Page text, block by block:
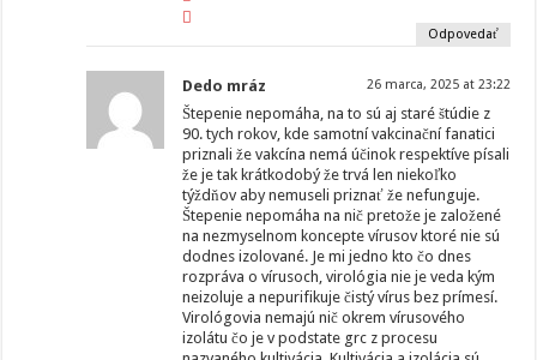
Odpovedať
Dedo mráz 26 marca, 2025 at 23:22
Štepenie nepomáha, na to sú aj staré štúdie z
90. tych rokov, kde samotní vakcinační fanatici
priznali že vakcína nemá účinok respektíve písali
že je tak krátkodobý že trvá len niekoľko
týždňov aby nemuseli priznať že nefunguje.
Štepenie nepomáha na nič pretože je založené
na nezmyselnom koncepte vírusov ktoré nie sú
dodnes izolované. Je mi jedno kto čo dnes
rozpráva o vírusoch, virológia nie je veda kým
neizoluje a nepurifikuje čistý vírus bez prímesí.
Virológovia nemajú nič okrem vírusového
izolátu čo je v podstate grc z procesu